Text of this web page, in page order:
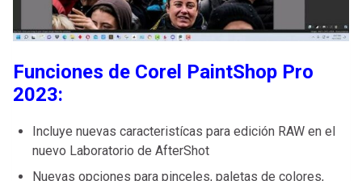
Funciones de Corel PaintShop Pro
2023:
Incluye nuevas caracteristícas para edición RAW en el
nuevo Laboratorio de AfterShot
Nuevas opciones para pinceles, paletas de colores,